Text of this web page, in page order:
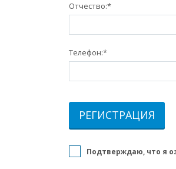
Отчество:*
Телефон:*
Подтверждаю, что я